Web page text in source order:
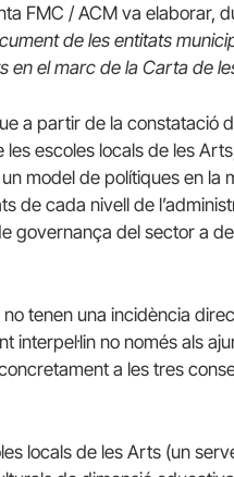
FMC / ACM va elaborar,
de les entitats
el marc de la Carta de
a partir de la constatació
escoles locals de les
model de polítiques en la
de cada nivell de
governança del sector a
tenen una incidència
no només als
a les tres
locals de les Arts (un